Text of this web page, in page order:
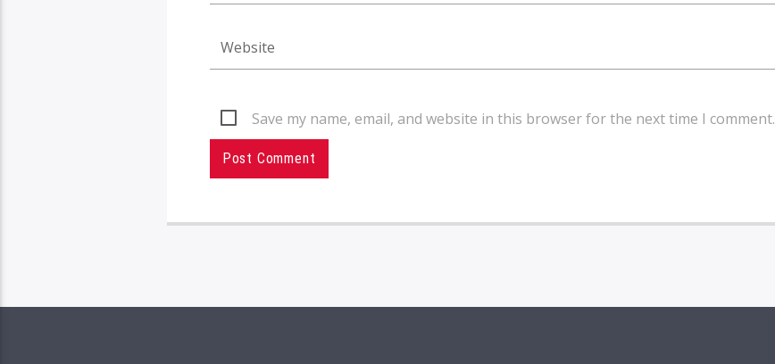
Save my name, email, and website in this browser for the next time I comment.